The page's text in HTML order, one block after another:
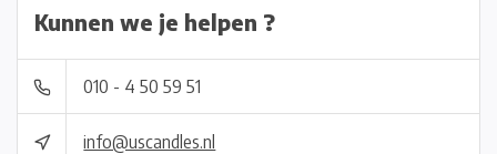
Kunnen we je helpen ?
010 - 4 50 59 51
info@uscandles.nl